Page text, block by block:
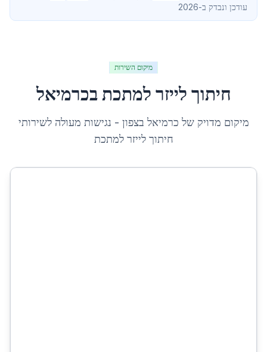
עודכן ונבדק ב-2026
מיקום השירות
חיתוך לייזר למתכת בכרמיאל
מיקום מדויק של כרמיאל בצפון - נגישות מעולה לשירותי
חיתוך לייזר למתכת